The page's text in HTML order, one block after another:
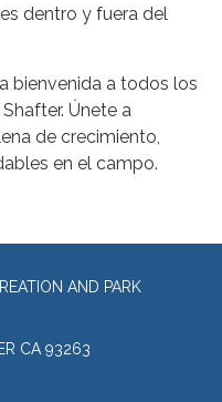
dentro y fuera del
bienvenida a todos los
Únete a
de crecimiento,
en el campo.
AND PARK
CA 93263